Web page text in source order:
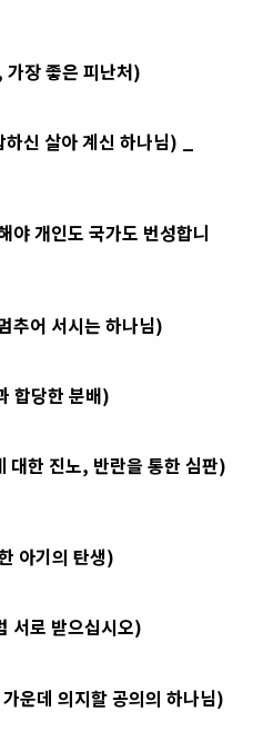
장 좋은 피난처)
신 살아 계신 하나님) _
야 개인도 국가도 번성합니
추어 서시는 하나님)
합당한 분배)
한 진노, 반란을 통한 심판)
아기의 탄생)
서로 받으십시오)
운데 의지할 공의의 하나님)